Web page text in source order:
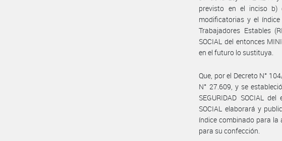
previsto en el inciso
modificatorias y el
Trabajadores Estables
SOCIAL del entonces
en el futuro lo sustituya.
Que, por el Decreto N°
N° 27.609, y se
SEGURIDAD SOCIAL
SOCIAL elaborará y
índice combinado para
para su confección.